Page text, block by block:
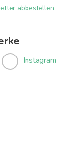
abbestellen
Instagram